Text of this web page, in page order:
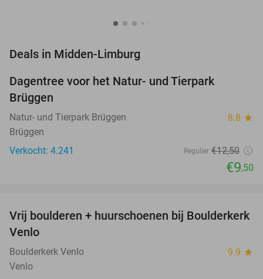
Deals in Midden-Limburg
Dagentree voor het Natur- und Tierpark
Brüggen
Natur- und Tierpark Brüggen 8.8 star
Brüggen
Verkocht: 4.241
Regulier €12,50
€9,50
30%
TODAY
Vrij boulderen + huurschoenen bij Boulderkerk
Venlo
Boulderkerk Venlo 9.9 star
Venlo